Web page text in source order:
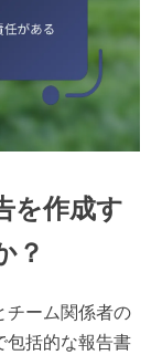
を作成す
？
チーム関係者の
包括的な報告書